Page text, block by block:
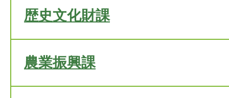
歴史文化財課
農業振興課